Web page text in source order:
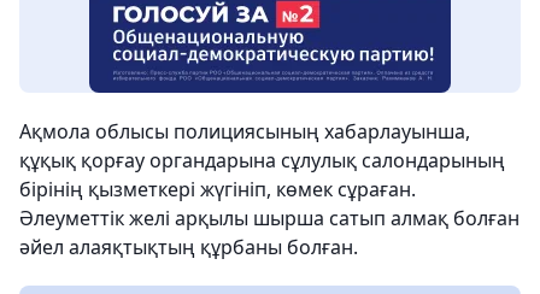
Ақмола облысы полициясының хабарлауынша,
құқық қорғау органдарына сұлулық салондарының
бірінің қызметкері жүгініп, көмек сұраған.
Әлеуметтік желі арқылы шырша сатып алмақ болған
әйел алаяқтықтың құрбаны болған.